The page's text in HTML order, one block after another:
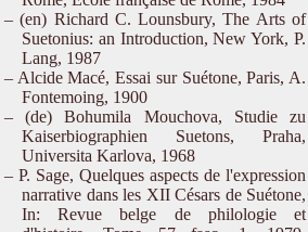
(en) Richard C. Lounsbury, The Arts of
Suetonius: an Introduction, New York, P.
Lang, 1987
Alcide Macé, Essai sur Suétone, Paris, A.
Fontemoing, 1900
(de) Bohumila Mouchova, Studie zu
Kaiserbiographien Suetons, Praha,
Universita Karlova, 1968
P. Sage, Quelques aspects de l'expression
narrative dans les XII Césars de Suétone,
In: Revue belge de philologie et